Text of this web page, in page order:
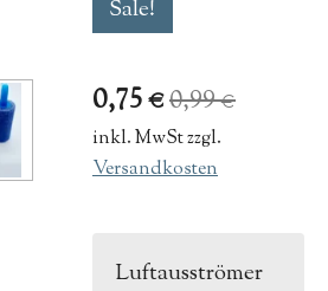
Sale!
0,75 €0,99 €
inkl. MwSt zzgl.
Versandkosten
Luftausströmer